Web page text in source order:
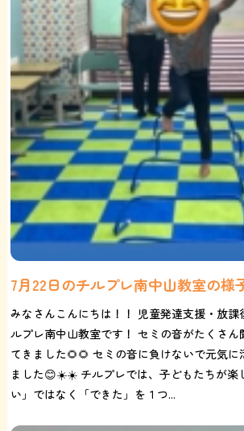
7月22日のチルプレ南中山教室の様
みなさんこんにちは！！ 児童発達支援・放課
ルプレ南中山教室です！ セミの音がたくさん
てきました🌻🌻 セミの音に負けないで元気に
ました😊☀️☀️ チルプレでは、子どもたちが楽
い」ではなく「できた」を１つ...